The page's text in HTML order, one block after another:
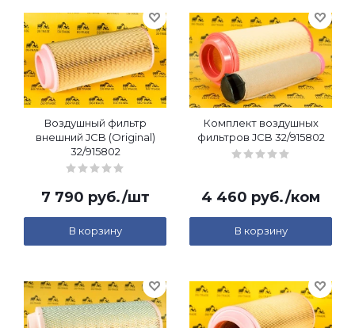
Воздушный фильтр
внешний JCB (Original)
32/915802
7 790 руб./шт
В корзину
Комплект воздушных
фильтров JCB 32/915802
4 460 руб./ком
В корзину